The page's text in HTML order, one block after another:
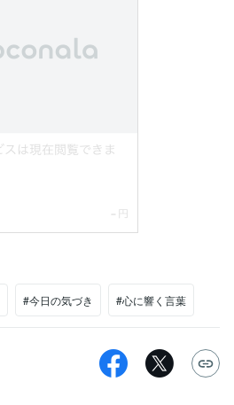
#今日の気づき #心に響く言葉